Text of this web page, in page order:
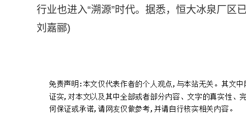
行业也进入“溯源”时代。据悉，恒大冰泉厂区
刘嘉郦)